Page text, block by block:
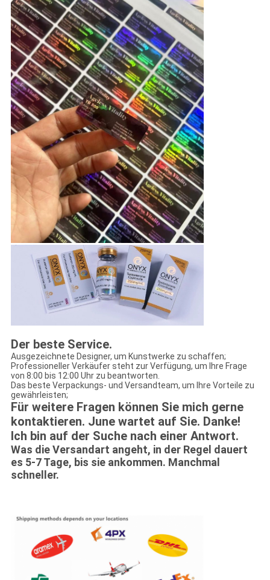
Der beste Service.
Ausgezeichnete Designer, um Kunstwerke zu schaffen;
Professioneller Verkäufer steht zur Verfügung, um Ihre Frage
von 8:00 bis 12:00 Uhr zu beantworten.
Das beste Verpackungs- und Versandteam, um Ihre Vorteile zu
gewährleisten;
Für weitere Fragen können Sie mich gerne
kontaktieren. June wartet auf Sie. Danke!
Ich bin auf der Suche nach einer Antwort.
Was die Versandart angeht, in der Regel dauert
es 5-7 Tage, bis sie ankommen. Manchmal
schneller.